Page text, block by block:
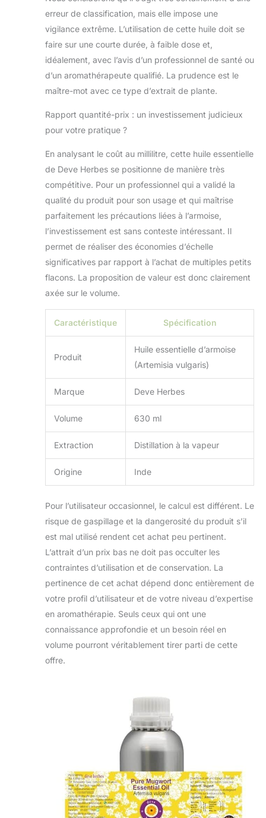
13 ans.
erreur de classification, mais elle impose une
vigilance extrême. L’utilisation de cette huile doit se
faire sur une courte durée, à faible dose et,
idéalement, avec l’avis d’un professionnel de santé ou
d’un aromathérapeute qualifié. La prudence est le
maître-mot avec ce type d’extrait de plante.
Rapport quantité-prix : un investissement judicieux
pour votre pratique ?
En analysant le coût au millilitre, cette huile essentielle
de Deve Herbes se positionne de manière très
compétitive. Pour un professionnel qui a validé la
qualité du produit pour son usage et qui maîtrise
parfaitement les précautions liées à l’armoise,
l’investissement est sans conteste intéressant. Il
permet de réaliser des économies d’échelle
significatives par rapport à l’achat de multiples petits
flacons. La proposition de valeur est donc clairement
axée sur le volume.
Caractéristique Spécification
Produit
Huile essentielle d’armoise
(Artemisia vulgaris)
Marque Deve Herbes
Volume 630 ml
Extraction Distillation à la vapeur
Origine Inde
Pour l’utilisateur occasionnel, le calcul est différent. Le
risque de gaspillage et la dangerosité du produit s’il
est mal utilisé rendent cet achat peu pertinent.
L’attrait d’un prix bas ne doit pas occulter les
contraintes d’utilisation et de conservation. La
pertinence de cet achat dépend donc entièrement de
votre profil d’utilisateur et de votre niveau d’expertise
en aromathérapie. Seuls ceux qui ont une
connaissance approfondie et un besoin réel en
volume pourront véritablement tirer parti de cette
offre.